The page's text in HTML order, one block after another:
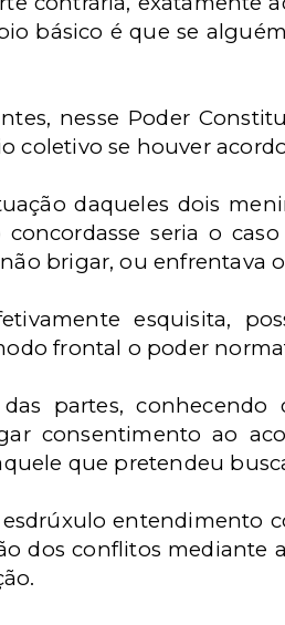
básico é que se
nesse Poder
coletivo se houver
daqueles dois
seria o
brigar, ou enfrentava
esquisita,
frontal o poder
partes,
consentimento ao
que pretendeu
entendimento
dos conflitos mediante